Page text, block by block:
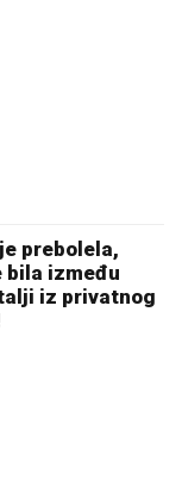
prebolela,
bila između
iz privatnog